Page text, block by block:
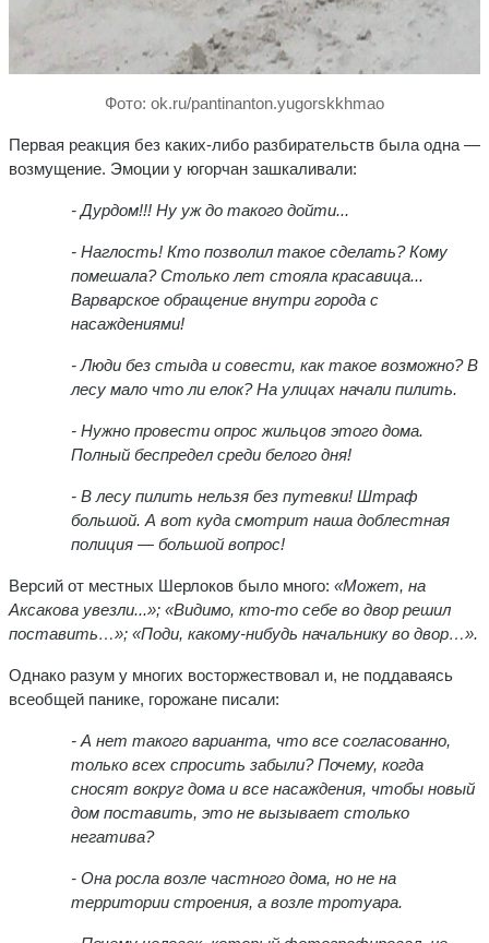
Фото: ok.ru/pantinanton.yugorskkhmao
Первая реакция без каких-либо разбирательств была одна —
возмущение. Эмоции у югорчан зашкаливали:
- Дурдом!!! Ну уж до такого дойти...
- Наглость! Кто позволил такое сделать? Кому
помешала? Столько лет стояла красавица...
Варварское обращение внутри города с
насаждениями!
- Люди без стыда и совести, как такое возможно? В
лесу мало что ли елок? На улицах начали пилить.
- Нужно провести опрос жильцов этого дома.
Полный беспредел среди белого дня!
- В лесу пилить нельзя без путевки! Штраф
большой. А вот куда смотрит наша доблестная
полиция — большой вопрос!
Версий от местных Шерлоков было много: «Может, на
Аксакова увезли...»; «Видимо, кто-то себе во двор решил
поставить…»; «Поди, какому-нибудь начальнику во двор…».
Однако разум у многих восторжествовал и, не поддаваясь
всеобщей панике, горожане писали:
- А нет такого варианта, что все согласованно,
только всех спросить забыли? Почему, когда
сносят вокруг дома и все насаждения, чтобы новый
дом поставить, это не вызывает столько
негатива?
- Она росла возле частного дома, но не на
территории строения, а возле тротуара.